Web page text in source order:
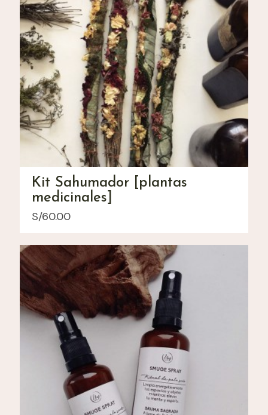
Kit Sahumador [plantas
medicinales]
S/60.00